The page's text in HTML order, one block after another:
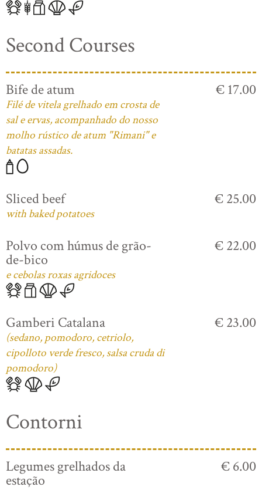
Second Courses
Bife de atum
Filé de vitela grelhado em crosta de
sal e ervas, acompanhado do nosso
molho rústico de atum "Rimani" e
batatas assadas.
€ 17.00
Sliced beef
with baked potatoes
€ 25.00
Polvo com húmus de grão-
de-bico
e cebolas roxas agridoces
€ 22.00
Gamberi Catalana
(sedano, pomodoro, cetriolo,
cipolloto verde fresco, salsa cruda di
pomodoro)
€ 23.00
Contorni
Legumes grelhados da
estação
€ 6.00